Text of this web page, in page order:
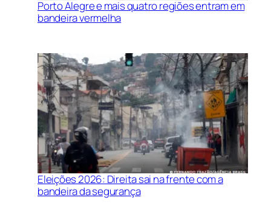
Porto Alegre e mais quatro regiões entram em
bandeira vermelha
Eleições 2026: Direita sai na frente com a
bandeira da segurança